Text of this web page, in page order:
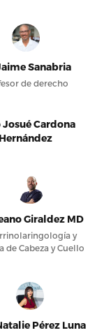
Sanabria
de derecho
Josué Cardona
Hernández
Giraldez MD
y
de Cabeza y Cuello
Pérez Luna